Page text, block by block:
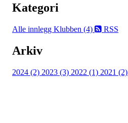
Kategori
Alle innlegg Klubben (4) RSS
Arkiv
2024 (2) 2023 (3) 2022 (1) 2021 (2)